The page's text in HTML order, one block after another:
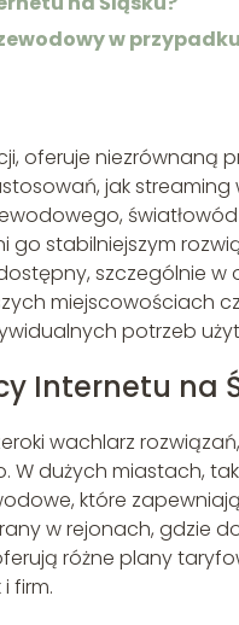
w
oferuje niezrównaną
jak streaming
go stabilniejszym
szczególnie w
miejscowościach
potrzeb
Internetu na
wachlarz
dużych miastach,
które
w rejonach, gdzie
różne plany
firm.